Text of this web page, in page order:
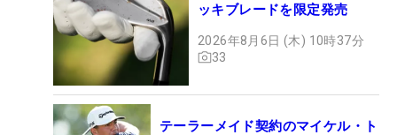
ッキブレードを限定発売
2026年8月6日 (木) 10時37分
33
テーラーメイド契約のマイケル・ト